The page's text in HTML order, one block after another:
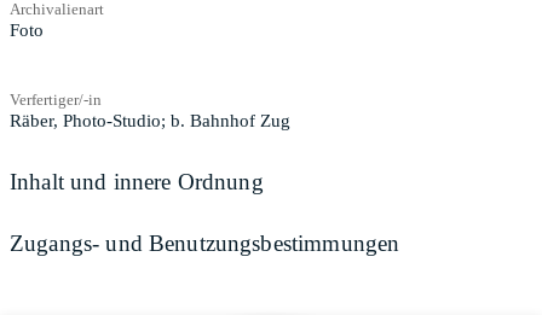
Archivalienart
Foto
Verfertiger/-in
Räber, Photo-Studio; b. Bahnhof Zug
Inhalt und innere Ordnung
Zugangs- und Benutzungsbestimmungen